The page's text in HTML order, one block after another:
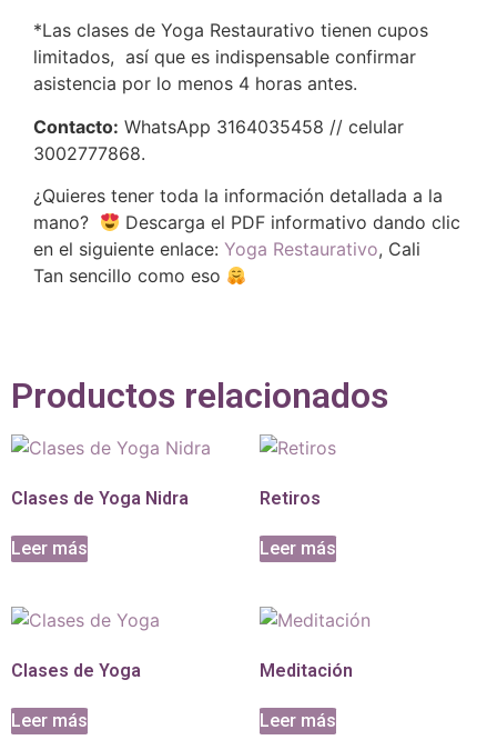
*Las clases de Yoga Restaurativo tienen cupos
limitados, así que es indispensable confirmar
asistencia por lo menos 4 horas antes.
Contacto: WhatsApp 3164035458 // celular
3002777868.
¿Quieres tener toda la información detallada a la
mano?
Descarga el PDF informativo dando clic
en el siguiente enlace: Yoga Restaurativo, Cali
Tan sencillo como eso
Productos relacionados
Clases de Yoga Nidra
Leer más
Retiros
Leer más
Clases de Yoga
Leer más
Meditación
Leer más